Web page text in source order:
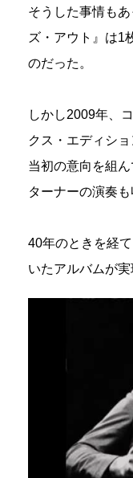
そうした事情も
ズ・アウト』は1
のだった。
しかし2009年、
クス・エディシ
当初の意向を組
ターナーの演奏
40年のときを経
いたアルバムが実